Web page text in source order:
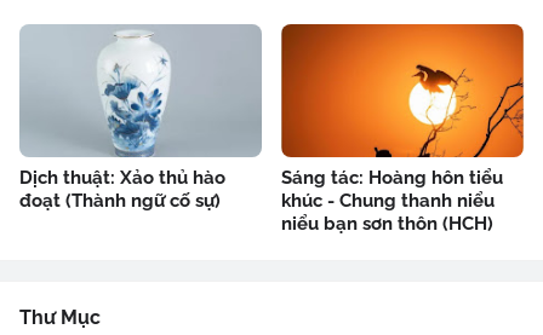
Dịch thuật: Xảo thủ hào
đoạt (Thành ngữ cố sự)
Sáng tác: Hoàng hôn tiểu
khúc - Chung thanh niểu
niểu bạn sơn thôn (HCH)
Thư Mục